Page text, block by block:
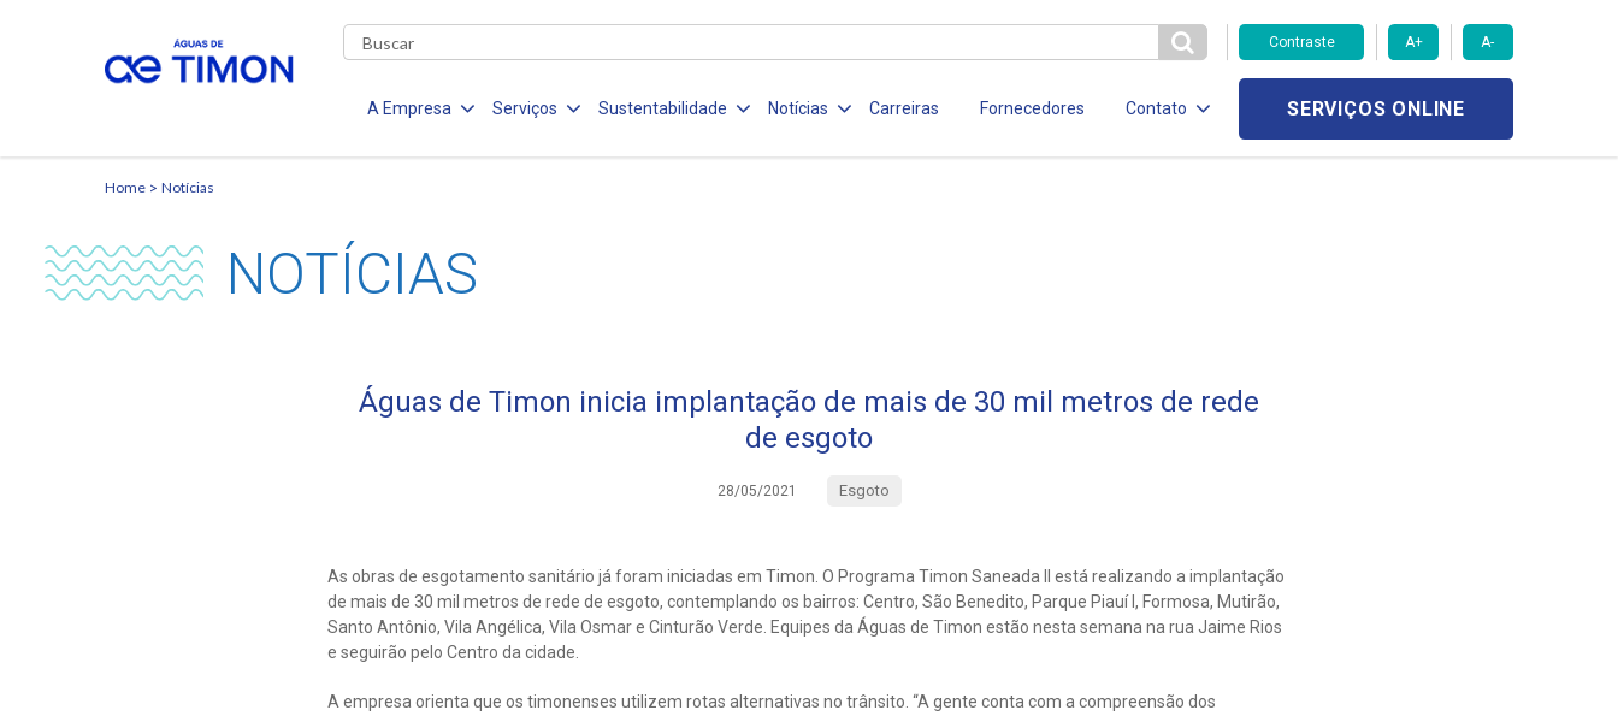
Contraste A+ A-
A Empresa Serviços Sustentabilidade Notícias Carreiras Fornecedores Contato SERVIÇOS ONLINE
Home Notícias
NOTÍCIAS
Águas de Timon inicia implantação de mais de 30 mil metros de rede
de esgoto
28/05/2021 Esgoto
As obras de esgotamento sanitário já foram iniciadas em Timon. O Programa Timon Saneada II está realizando a implantação
de mais de 30 mil metros de rede de esgoto, contemplando os bairros: Centro, São Benedito, Parque Piauí I, Formosa, Mutirão,
Santo Antônio, Vila Angélica, Vila Osmar e Cinturão Verde. Equipes da Águas de Timon estão nesta semana na rua Jaime Rios
e seguirão pelo Centro da cidade.
A empresa orienta que os timonenses utilizem rotas alternativas no trânsito. “A gente conta com a compreensão dos